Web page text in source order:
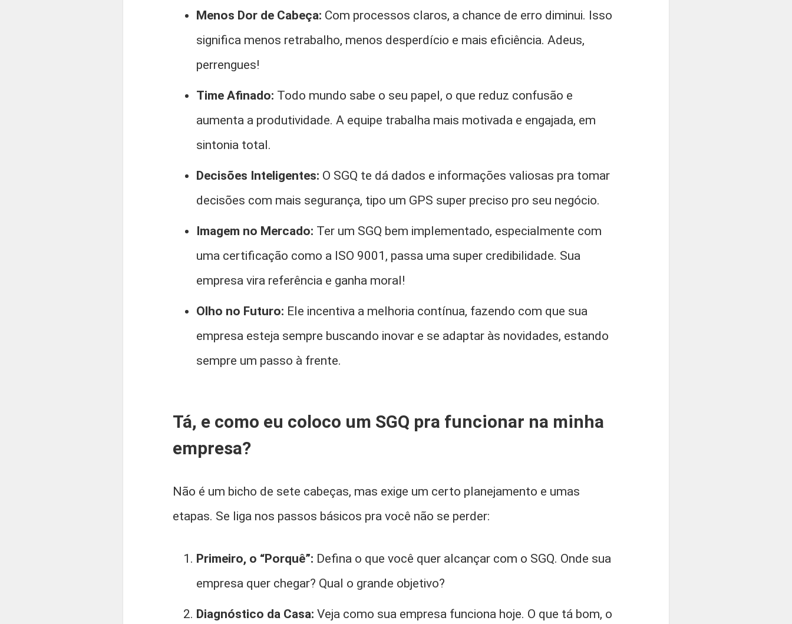
Menos Dor de Cabeça: Com processos claros, a chance de erro diminui. Isso
significa menos retrabalho, menos desperdício e mais eficiência. Adeus,
perrengues!
Time Afinado: Todo mundo sabe o seu papel, o que reduz confusão e
aumenta a produtividade. A equipe trabalha mais motivada e engajada, em
sintonia total.
Decisões Inteligentes: O SGQ te dá dados e informações valiosas pra tomar
decisões com mais segurança, tipo um GPS super preciso pro seu negócio.
Imagem no Mercado: Ter um SGQ bem implementado, especialmente com
uma certificação como a ISO 9001, passa uma super credibilidade. Sua
empresa vira referência e ganha moral!
Olho no Futuro: Ele incentiva a melhoria contínua, fazendo com que sua
empresa esteja sempre buscando inovar e se adaptar às novidades, estando
sempre um passo à frente.
Tá, e como eu coloco um SGQ pra funcionar na minha
empresa?
Não é um bicho de sete cabeças, mas exige um certo planejamento e umas
etapas. Se liga nos passos básicos pra você não se perder:
Primeiro, o “Porquê”: Defina o que você quer alcançar com o SGQ. Onde sua
empresa quer chegar? Qual o grande objetivo?
Diagnóstico da Casa: Veja como sua empresa funciona hoje. O que tá bom, o